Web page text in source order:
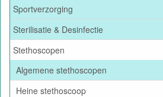
Sportverzorging
Sterilisatie & Desinfectie
Stethoscopen
Algemene stethoscopen
Heine stethoscoop